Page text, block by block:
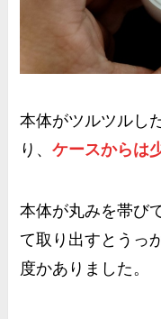
本体がツルツルし
り、ケースからは
本体が丸みを帯び
て取り出すとうっ
度かありました。